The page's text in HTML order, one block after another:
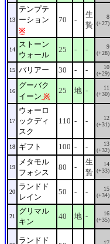
13
テンプテ
ーション
※
70 -
生
贄
8
(+27)
14
ストーン
ウォール
25 - -
9
(+28)
15 バリアー 30 - -
10
(+29)
16
グーバク
イーン ※
25 地 -
11
(+30)
17
ウォーロ
ックディ
スク
110 - -
12
(+31)
18 ギフト 100 - -
13
(+32)
19
メタモル
フォシス
80 -
生
贄
14
(+33)
20
ランドド
レイン
50 - -
15
(+34)
21
グリマル
キン
40 地 -
16
(+35)
ランドド 17